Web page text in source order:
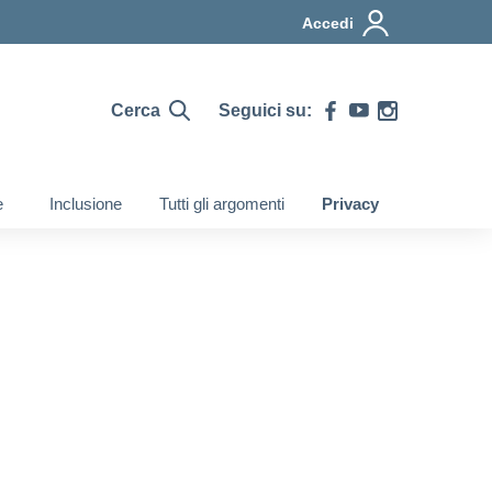
Accedi
Cerca Seguici su:
Inclusione Tutti gli argomenti Privacy